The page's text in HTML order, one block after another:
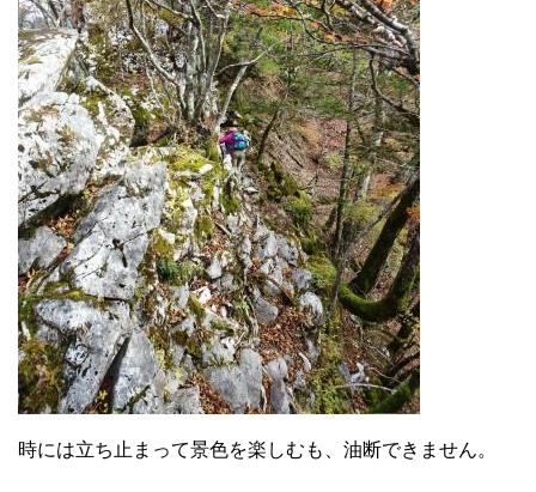
時には立ち止まって景色を楽しむも、油断できません。